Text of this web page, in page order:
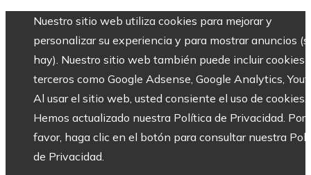
Nuestro sitio web utiliza cookies para mejorar y
personalizar su experiencia y para mostrar anuncios
hay). Nuestro sitio web también puede incluir cookies
terceros como Google Adsense, Google Analytics,
Al usar el sitio web, usted consiente el uso de cookies.
Hemos actualizado nuestra Política de Privacidad. Por
favor, haga clic en el botón para consultar nuestra
de Privacidad.